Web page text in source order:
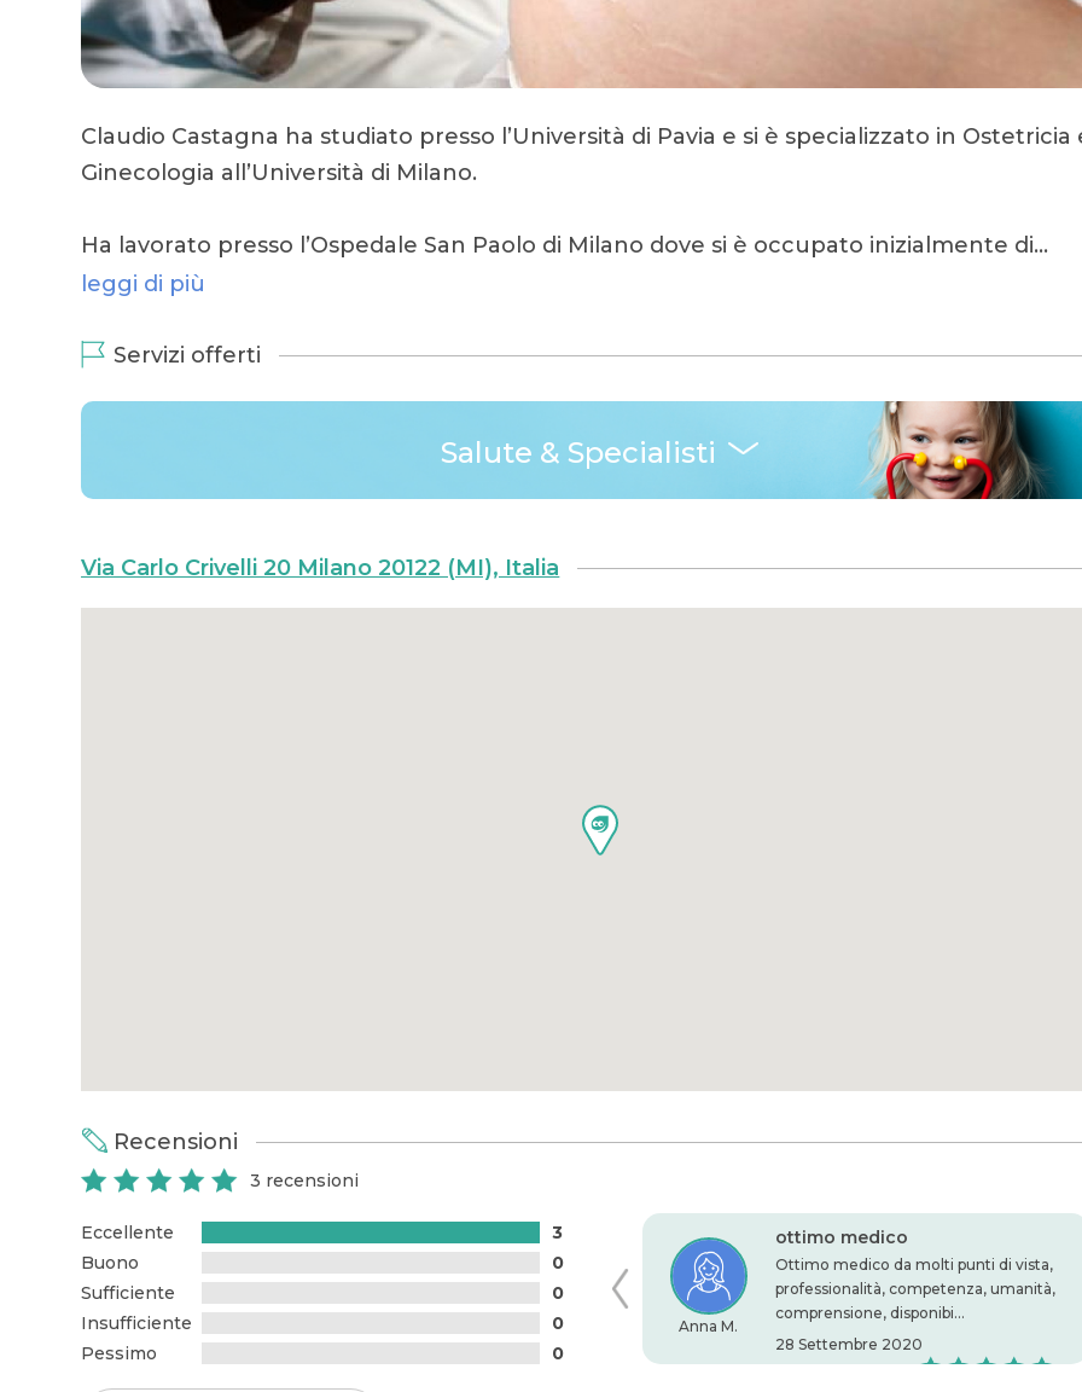
Claudio Castagna ha studiato presso l’Università di Pavia e si è specializzato in Ostetricia
Ginecologia all’Università di Milano.
Ha lavorato presso l’Ospedale San Paolo di Milano dove si è occupato inizialmente di…
leggi di più
Servizi offerti
Salute & Specialisti
Via Carlo Crivelli 20 Milano 20122 (MI), Italia
Recensioni
3 recensioni
Eccellente
3
Buono
0
Sufficiente
0
Insufficiente
0
Pessimo
0
Il dott. Castagna é ciò che di meglio io
abbia potuto desiderare durante la
mia gravidanza e anche d...
28 Settembre 2020
Anna M.
ottimo medico
Ottimo medico da molti punti di vista,
professionalità, competenza, umanità,
comprensione, disponibi...
28 Settembre 2020